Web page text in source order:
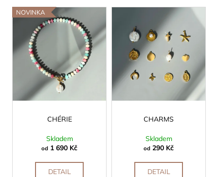
p
r
u
V
o
NOVINKA
CHÉRIE
Skladem
od 1 690 Kč
DETAIL
CHARMS
Skladem
od 290 Kč
DETAIL
r
u